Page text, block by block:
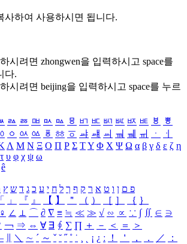
사하여 사용하시면 됩니다.
시려면 zhongwen을 입력하시고 space를
다.
시려면 beijing을 입력하시고 space를 누르
ㅬ ㅭ ㅮ ㅯ ㅰ ㅱ ㅲ ㅳ ㅴ ㅵ ㅶ ㅷ ㅸ
ㅹ
ㆁ ㆂ ㆃ ㆄ ㆅ ㆆ ㆇ ㆈ ㆉ ㆊ ㆋ ㆌ ㆍ
ㆎ
Λ Μ Ν Ξ Ο Π Ρ Σ ΤΥ Φ Χ Ψ Ω α β γ δ ε ζ η
τ υ φ χ ψ ω
ê
פ ם ן ו ט א ר ק ף ך ל ח י ע כ ג ד ש ץ
「 」 『 』 【 】 ＂ （ ） ［ ］ ｛ ｝
♀ ∠ ⊥ ⌒ ∂ ∇ ≡ ≒ ≪ ≫ √ ∽ ∝ ∵ ∫ ∬ ∈ ∋
￢ ⇒ ⇔ ∀ ∃ ∮ ∑ ∏ ＋ － ＜ ＝
＞
＼ ∼ ´ ～ ˇ ˘ ˝ ˚ ˙ ¸ ¡ ¿ ː ！ ＇ ， ． ／
：